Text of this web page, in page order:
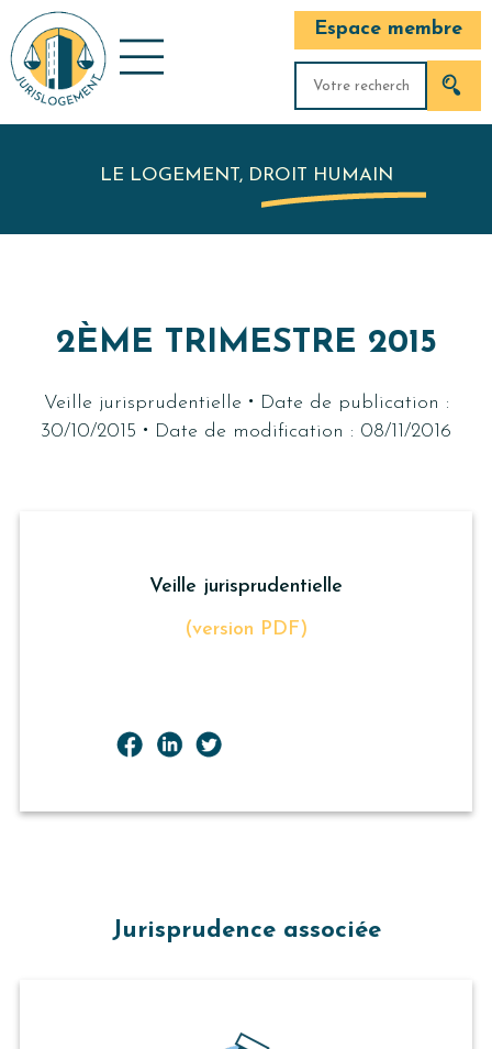
Espace membre
LE LOGEMENT, DROIT HUMAIN
2ÈME TRIMESTRE 2015
Veille jurisprudentielle · Date de publication :
30/10/2015 · Date de modification : 08/11/2016
Veille jurisprudentielle
(version PDF)
Jurisprudence associée